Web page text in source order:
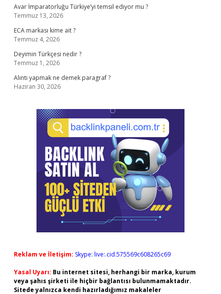
Avar İmparatorluğu Türkiye’yi temsil ediyor mu ?
Temmuz 13, 2026
ECA markası kime ait ?
Temmuz 4, 2026
Deyimin Türkçesi nedir ?
Temmuz 1, 2026
Alıntı yapmak ne demek paragraf ?
Haziran 30, 2026
Reklam ve İletişim: Skype: live:.cid.575569c608265c69
Yasal Uyarı: Bu internet sitesi, herhangi bir marka, kurum
veya şahıs şirketi ile hiçbir bağlantısı bulunmamaktadır.
Sitede yalnızca kendi hazırladığımız makaleler